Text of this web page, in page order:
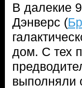
В далекие
Дэнверс (
дом. С тех
выполняли